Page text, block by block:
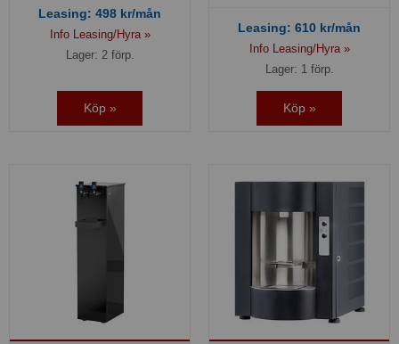
Leasing: 498 kr/mån
Info Leasing/Hyra »
Lager: 2 förp.
Köp »
Leasing: 610 kr/mån
Info Leasing/Hyra »
Lager: 1 förp.
Köp »